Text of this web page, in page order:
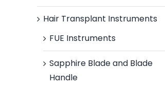
Hair Transplant Instruments
FUE Instruments
Sapphire Blade and Blade
Handle